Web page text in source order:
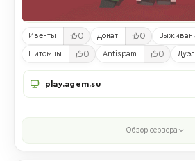
Ивенты 0 Донат 0
Питомцы 0 Antispam 0
play.agem.su
Обзор сервера